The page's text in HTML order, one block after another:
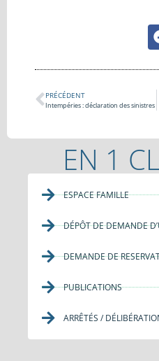
PRÉCÉDENT
Intempéries : déclaration des sinistres
EN 1
ESPACE FAMILLE
DÉPÔT DE DEMANDE
DEMANDE DE
PUBLICATIONS
ARRÊTÉS /